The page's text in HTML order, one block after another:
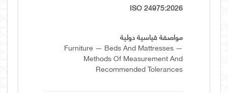
ISO 24975:2026
مواصفة قياسية دولية
Furniture — Beds And Mattresses —
Methods Of Measurement And
Recommended Tolerances